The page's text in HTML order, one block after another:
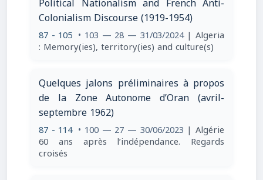
Colonialism Discourse (1919-1954)
87 - 105 • 103 — 28 — 31/03/2024 | Algeria
: Memory(ies), territory(ies) and culture(s)
Quelques jalons préliminaires à propos
de la Zone Autonome d’Oran (avril-
septembre 1962)
87 - 114 • 100 — 27 — 30/06/2023 | Algérie
60 ans après l’indépendance. Regards
croisés